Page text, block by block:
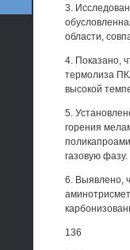
3.
области,
4. Показано,
термолиза
высокой
5.
горения
газовую фазу.
6. Выявлено,
136